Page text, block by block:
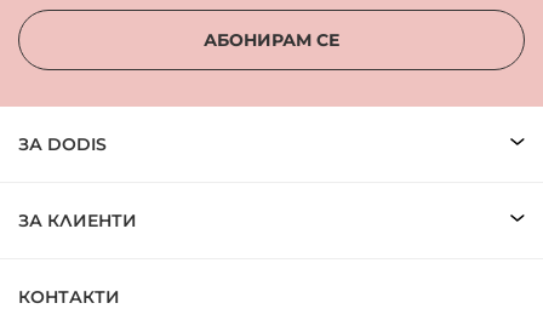
АБОНИРАМ СЕ
ЗА DODIS
ЗА КЛИЕНТИ
КОНТАКТИ